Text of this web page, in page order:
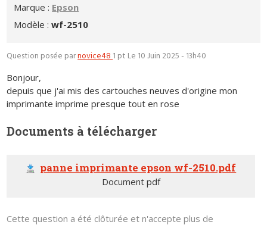
Marque : Epson
Modèle :wf-2510
Question posée parnovice481 pt Le 10 Juin 2025 - 13h40
Bonjour,
depuis que j'ai mis des cartouches neuves d'origine mon
imprimante imprime presque tout en rose
Documents à télécharger
panne imprimante epson wf-2510.pdf
Document pdf
Cette question a été clôturée et n'accepte plus de